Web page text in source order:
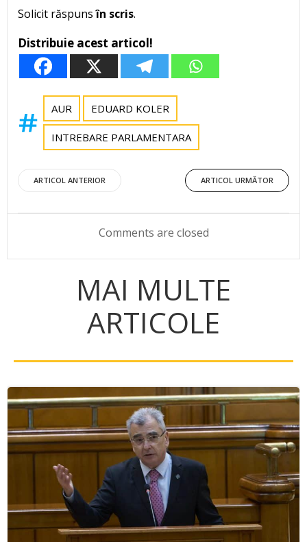
Solicit răspunsîn scris.
Distribuie acest articol!
AUR EDUARD KOLER
INTREBARE PARLAMENTARA
Post
navigation
ARTICOL ANTERIOR
Post
navigation
ARTICOL URMĂTOR
Comments are closed
MAI MULTE
ARTICOLE